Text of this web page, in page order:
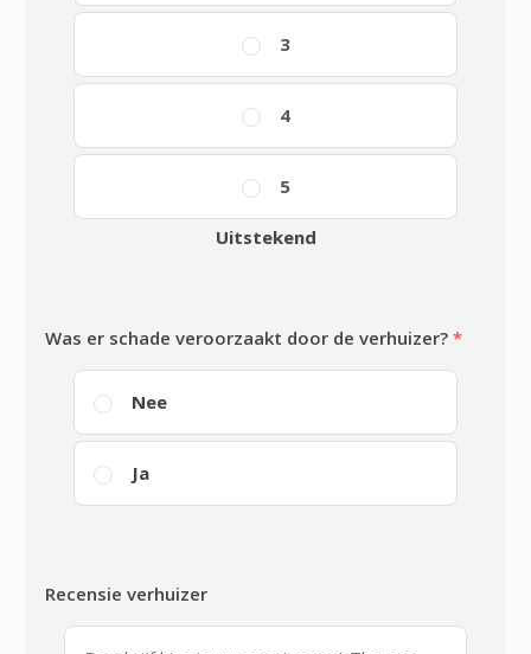
3
4
5
Uitstekend
Was er schade veroorzaakt door de verhuizer?*
Nee
Ja
Recensie verhuizer